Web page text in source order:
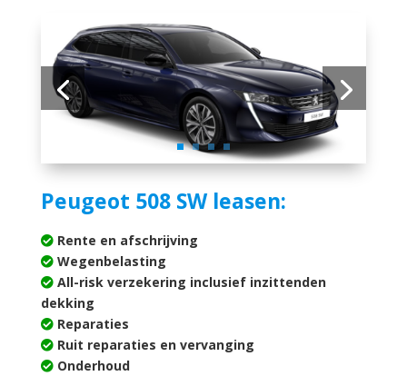
Peugeot 508 SW leasen:
Rente en afschrijving
Wegenbelasting
All-risk verzekering inclusief inzittenden
dekking
Reparaties
Ruit reparaties en vervanging
Onderhoud